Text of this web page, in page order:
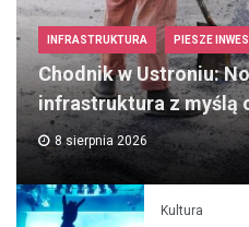
INFRASTRUKTURA PIESZE
Chodnik w Ustroniu:
infrastruktura z myślą
8 sierpnia 2026
Kultura